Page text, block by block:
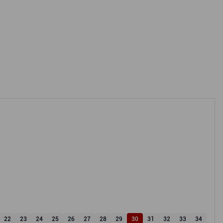
22 23 24 25 26 27 28 29 30 31 32 33 34